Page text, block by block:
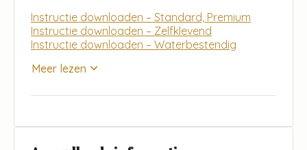
Instructie downloaden – Standard, Premium
Instructie downloaden – Zelfklevend
Instructie downloaden – Waterbestendig
Meer lezen